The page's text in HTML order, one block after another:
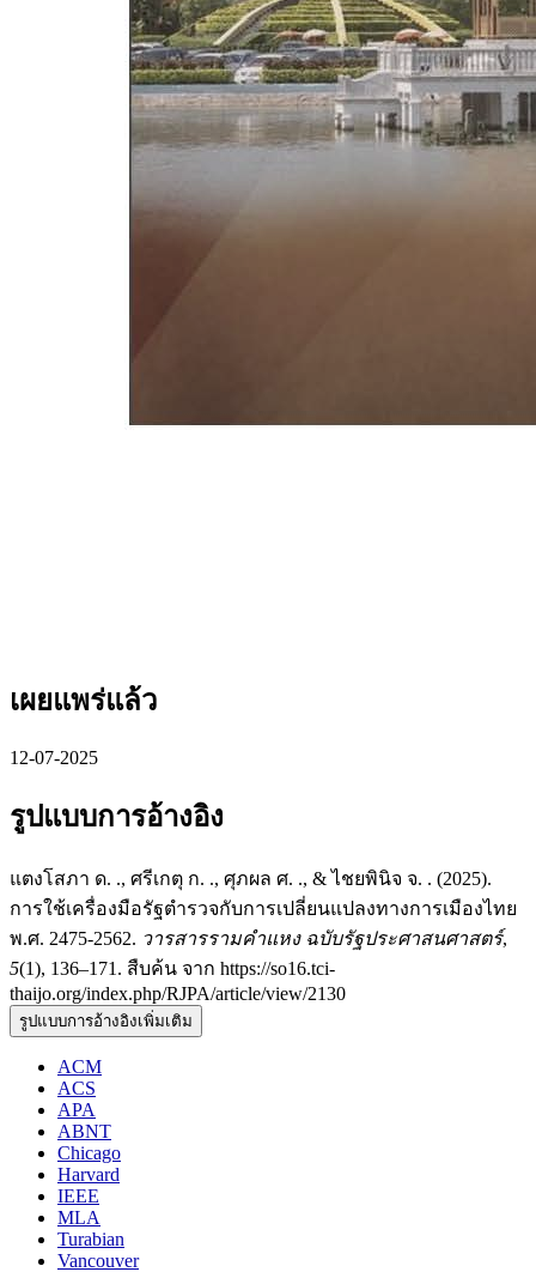
เผยแพร่แล้ว
12-07-2025
รูปแบบการอ้างอิง
แตงโสภา ด. ., ศรีเกตุ ก. ., ศุภผล ศ. ., & ไชยพินิจ จ. . (2025).
การใช้เครื่องมือรัฐตำรวจกับการเปลี่ยนแปลงทางการเมืองไทย
พ.ศ. 2475-2562. วารสารรามคำแหง ฉบับรัฐประศาสนศาสตร์,
5(1), 136–171. สืบค้น จาก https://so16.tci-
thaijo.org/index.php/RJPA/article/view/2130
รูปแบบการอ้างอิงเพิ่มเติม
ACM
ACS
APA
ABNT
Chicago
Harvard
IEEE
MLA
Turabian
Vancouver